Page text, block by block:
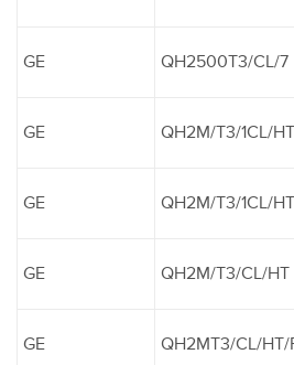
GE QH2500T3/CL/7
GE QH2M/T3/1CL/HT
GE QH2M/T3/1CL/
GE QH2M/T3/CL/HT
GE QH2MT3/CL/HT/